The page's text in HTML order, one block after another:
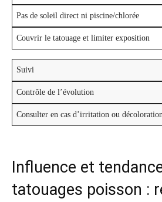
Pas de soleil direct ni piscine/chlorée
Couvrir le tatouage et limiter exposition
Suivi
Contrôle de l’évolution
Consulter en cas d’irritation ou
Influence et
tatouages poisson :